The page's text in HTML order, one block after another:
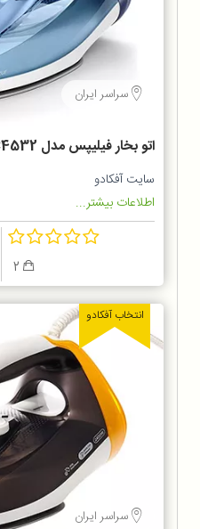
سراسر ایران
اتو بخار فیلیپس مدل GC4532
سایت آفکادو
اطلاعات بیشتر...
انتخاب آفکادو
سراسر ایران